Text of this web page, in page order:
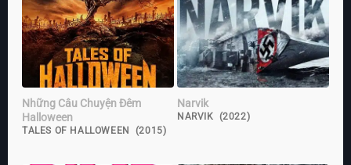
Những Câu Chuyện Đêm
Halloween
TALES OF HALLOWEEN (2015)
Narvik
NARVIK (2022)